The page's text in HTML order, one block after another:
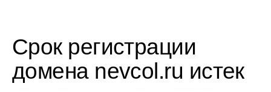
Срок регистрации
домена nevcol.ru истек